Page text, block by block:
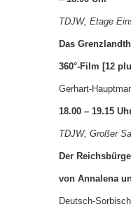
TDJW, Etage
Das
360°-Film [12
Gerhart-
18.00 – 19.15
TDJW, Großer
Der
von Annalena
Deutsch-